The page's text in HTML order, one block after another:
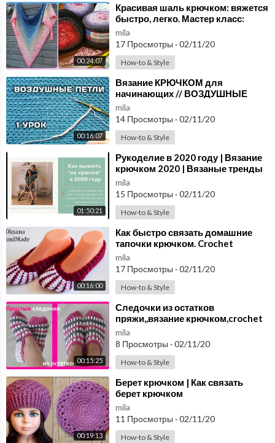
00:24:07
⁣Красивая шаль крючком: вяжется
быстро, легко. Мастер класс:
вязание крючком для
начинающих. Схема
mila
17 Просмотры · 02/11/20
How-to & Style
00:16:07
⁣Вязание КРЮЧКОМ для
начинающих // ВОЗДУШНЫЕ
ПЕТЛИ // 1 урок
mila
14 Просмотры · 02/11/20
How-to & Style
01:50:21
⁣Рукоделие в 2020 году | Вязание
крючком 2020 | Вязаные тренды
2020
mila
15 Просмотры · 02/11/20
How-to & Style
00:16:00
⁣Как быстро связать домашние
тапочки крючком. Crochet
Slippers
mila
17 Просмотры · 02/11/20
How-to & Style
00:15:25
⁣Следочки из остатков
пряжи,,вязание крючком,crochet
slippers ( С № 25)
mila
8 Просмотры · 02/11/20
How-to & Style
00:19:13
⁣Берет крючком | Как связать
берет крючком
mila
11 Просмотры · 02/11/20
How-to & Style